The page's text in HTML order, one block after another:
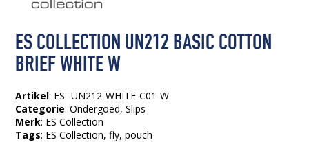
ES COLLECTION UN212 BASIC COTTON
BRIEF WHITE W
Artikel: ES -UN212-WHITE-C01-W
Categorie:Ondergoed,Slips
Merk: ES Collection
Tags: ES Collection, fly, pouch